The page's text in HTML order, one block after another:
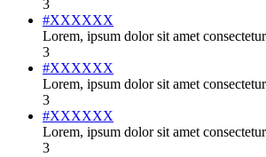
3
#XXXXXX
Lorem, ipsum dolor sit amet
3
#XXXXXX
Lorem, ipsum dolor sit amet
3
#XXXXXX
Lorem, ipsum dolor sit amet
3